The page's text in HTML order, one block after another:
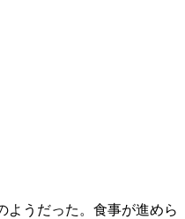
ようだった。食事が進めら